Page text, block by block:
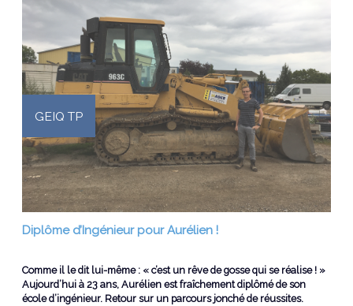
GEIQ TP
Diplôme d’Ingénieur pour Aurélien !
Comme il le dit lui-même : « c’est un rêve de gosse qui se réalise ! »
Aujourd’hui à 23 ans, Aurélien est fraîchement diplômé de son
école d’ingénieur. Retour sur un parcours jonché de réussites.